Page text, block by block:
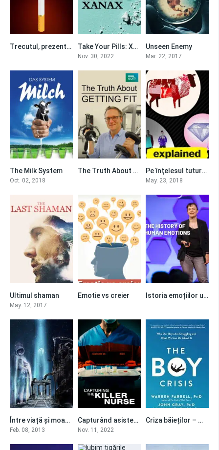
0Trecutul, prezentul și viitorul dependenței de nicotină 6
Take Your Pills: Xanax
Nov. 30, 2022
Unseen Enemy
Mar. 22, 2017
The Milk System
Oct. 02, 2018
0
The Truth About Getting Fit 7.737Pe înţelesul tuturor
May. 23, 2018
Ultimul shaman
May. 12, 2017
Emotie vs creier 0Istoria emoțiilor umane
0
Între viață și moarte
Feb. 08, 2013
6.4Capturând asistenta ucigașă
Nov. 11, 2022
0
Criza băieților – Warren Farrell